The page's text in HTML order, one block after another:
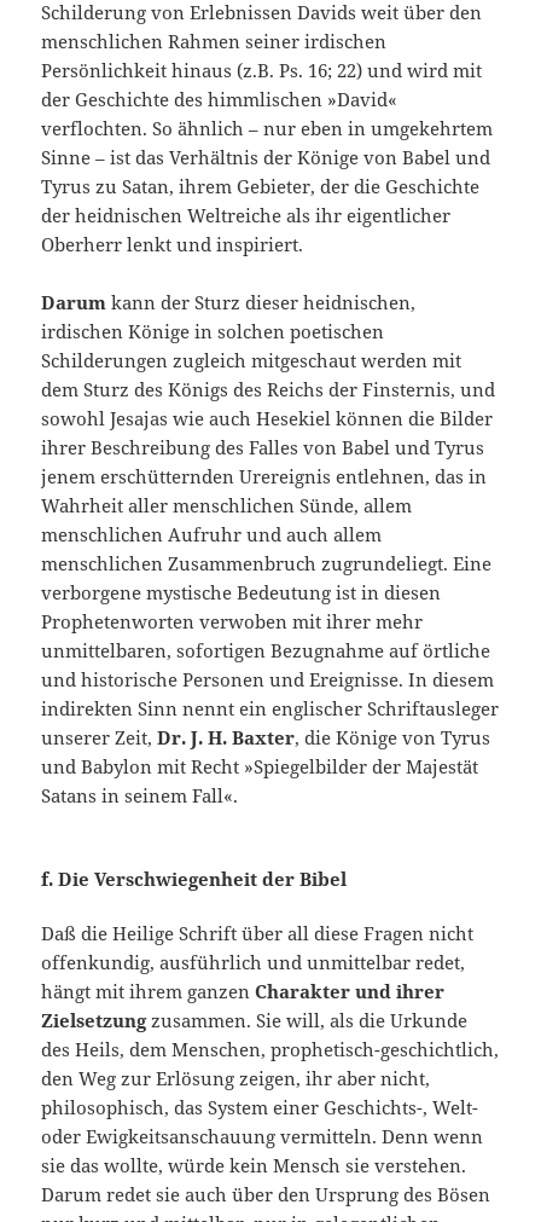
Schilderung von Erlebnissen Davids weit über den
menschlichen Rahmen seiner irdischen
Persönlichkeit hinaus (z.B. Ps. 16; 22) und wird mit
der Geschichte des himmlischen »David«
verflochten. So ähnlich – nur eben in umgekehrtem
Sinne – ist das Verhältnis der Könige von Babel und
Tyrus zu Satan, ihrem Gebieter, der die Geschichte
der heidnischen Weltreiche als ihr eigentlicher
Oberherr lenkt und inspi­riert.
Darum kann der Sturz dieser heidnischen,
irdischen Könige in sol­chen poetischen
Schilderungen zugleich mitgeschaut werden mit
dem Sturz des Königs des Reichs der Finsternis, und
sowohl Jesajas wie auch Hesekiel können die Bilder
ihrer Beschreibung des Falles von Babel und Tyrus
jenem erschütternden Urereignis entlehnen, das in
Wahrheit aller menschlichen Sünde, allem
menschlichen Aufruhr und auch allem
menschlichen Zusammenbruch zugrundeliegt. Eine
verborgene mystische Bedeutung ist in diesen
Prophetenworten verwo­ben mit ihrer mehr
unmittelbaren, sofortigen Bezugnahme auf ört­liche
und historische Personen und Ereignisse. In diesem
indirekten Sinn nennt ein englischer Schriftausleger
unserer Zeit,Dr. J. H. Bax­ter, die Könige von Tyrus
und Babylon mit Recht »Spiegelbilder der Majestät
Satans in seinem Fall«.
f. Die Verschwiegenheit der Bibel
Daß die Heilige Schrift über all diese Fragen nicht
offenkundig, ausführlich und unmittelbar redet,
hängt mit ihrem ganzenCharakter und ihrer
Zielsetzungzusammen. Sie will, als die Urkunde
des Heils, dem Menschen, prophetisch-geschichtlich,
den Weg zur Erlösung zeigen, ihr aber nicht,
philoso­phisch, das System einer Geschichts-, Welt-
oder Ewigkeitsanschau­ung vermitteln. Denn wenn
sie das wollte, würde kein Mensch sie verstehen.
Darum redet sie auch über den Ursprung des Bösen